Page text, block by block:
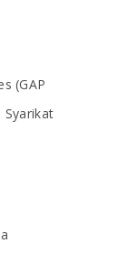
(GAP
Syarikat